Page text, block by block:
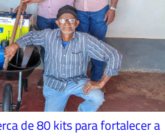
de 80 kits para fortalecer a